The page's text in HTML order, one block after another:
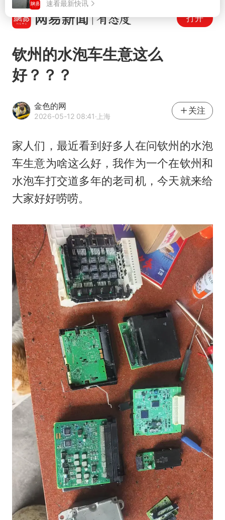
打开
钦州的水泡车生意这么
好？？？
金色的网
2026-05-12 08:41·上海
关注
家人们，最近看到好多人在问钦州的水泡
车生意为啥这么好，我作为一个在钦州和
水泡车打交道多年的老司机，今天就来给
大家好好唠唠。